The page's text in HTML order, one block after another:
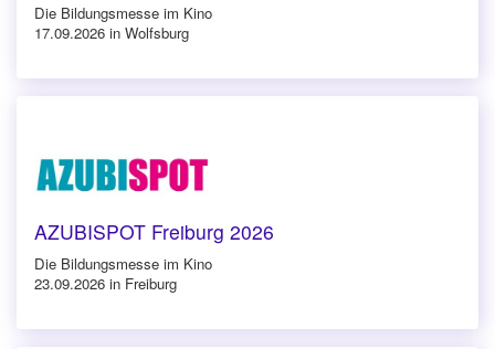
Die Bildungsmesse im Kino
17.09.2026 in Wolfsburg
AZUBISPOT Freiburg 2026
Die Bildungsmesse im Kino
23.09.2026 in Freiburg